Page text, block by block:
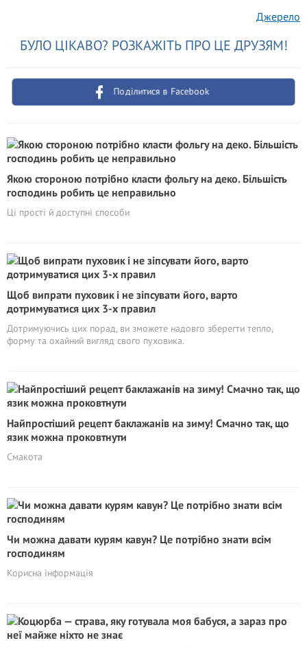
Джерело
БУЛО ЦІКАВО? РОЗКАЖІТЬ ПРО ЦЕ ДРУЗЯМ!
Поділитися в Facebook
Якою стороною потрібно класти фольгу на деко. Більшість
господинь робить це неправильно
Ці прості й доступні способи
Щоб випрати пуховик і не зіпсувати його, варто
дотримуватися цих 3-х правил
Дотримуючись цих порад, ви зможете надовго зберегти тепло,
форму та охайний вигляд свого пуховика.
Найпростіший рецепт баклажанів на зиму! Смачно так, що
язик можна проковтнути
Смакота
Чи можна давати курям кавун? Це потрібно знати всім
господиням
Корисна інформація